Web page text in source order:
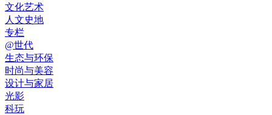
文化艺术
人文史地
专栏
@世代
生态与环保
时尚与美容
设计与家居
光影
科玩